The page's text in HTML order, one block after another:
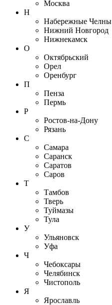
Москва
Н
Набережные Челны
Нижний Новгород
Нижнекамск
О
Октябрьский
Орел
Оренбург
П
Пенза
Пермь
Р
Ростов-на-Дону
Рязань
С
Самара
Саранск
Саратов
Саров
Т
Тамбов
Тверь
Туймазы
Тула
У
Ульяновск
Уфа
Ч
Чебоксары
Челябинск
Чистополь
Я
Ярославль